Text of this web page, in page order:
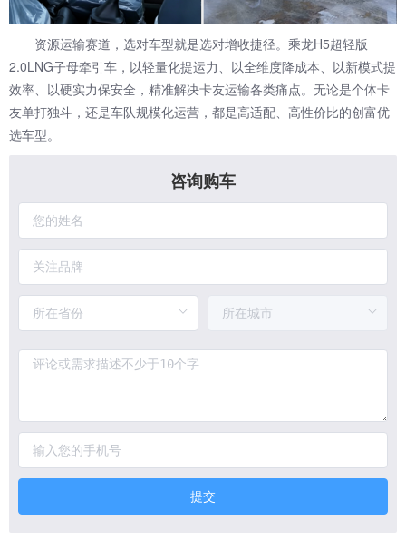
资源运输赛道，选对车型就是选对增收捷径。乘龙H5超轻版
2.0LNG子母牵引车，以轻量化提运力、以全维度降成本、以新模式提
效率、以硬实力保安全，精准解决卡友运输各类痛点。无论是个体卡
友单打独斗，还是车队规模化运营，都是高适配、高性价比的创富优
选车型。
咨询购车
提交